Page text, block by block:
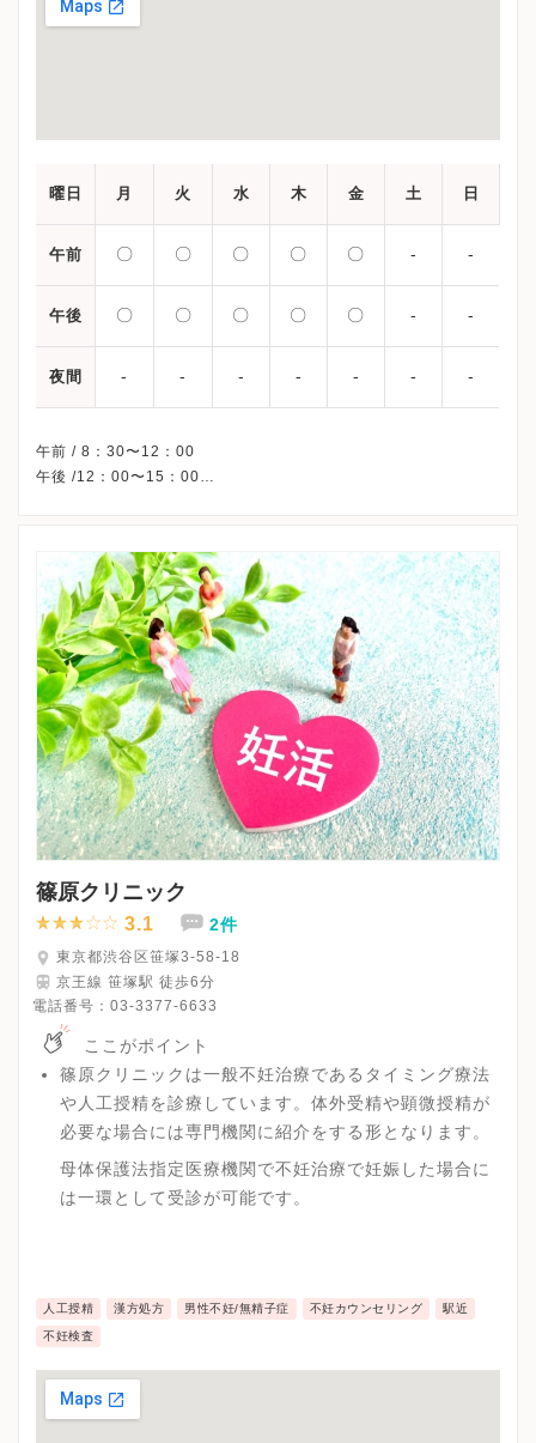
曜日 月 火 水 木 金 土 日
午前 〇 〇 〇 〇 〇 - -
午後 〇 〇 〇 〇 〇 - -
夜間 - - - - - - -
午前 / 8：30〜12：00
午後 /12：00〜15：00
社創立記念日（5月1日）、休診
※詳細はクリニックHPを確認、または直接お問い合わせくださ
篠原クリニック
3.1 2件
東京都渋谷区笹塚3-58-18
京王線 笹塚駅 徒歩6分
電話番号： 03-3377-6633
ここがポイント
篠原クリニックは一般不妊治療であるタイミング療法
や人工授精を診療しています。体外受精や顕微授精が
必要な場合には専門機関に紹介をする形となります。
母体保護法指定医療機関で不妊治療で妊娠した場合に
は一環として受診が可能です。
人工授精 漢方処方 男性不妊/無精子症 不妊カウンセリング 駅近
不妊検査